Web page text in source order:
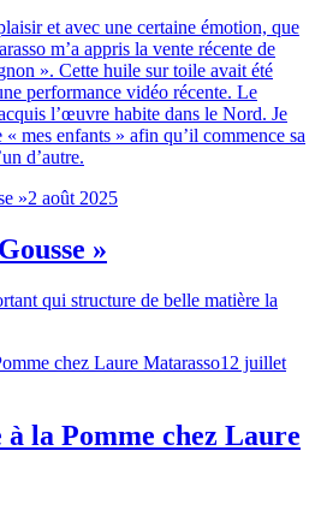
et avec une certaine émotion, que
m’a appris la vente récente de
». Cette huile sur toile avait été
performance vidéo récente. Le
l’œuvre habite dans le Nord. Je
mes enfants » afin qu’il commence sa
d’autre.
2 août 2025
»
qui structure de belle matière la
12 juillet
la Pomme chez Laure